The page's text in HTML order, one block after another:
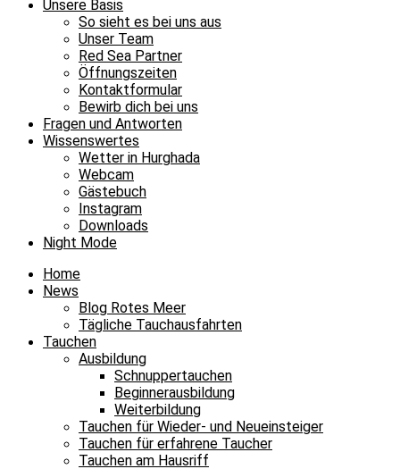
Unsere Basis
So sieht es bei uns aus
Unser Team
Red Sea Partner
Öffnungszeiten
Kontaktformular
Bewirb dich bei uns
Fragen und Antworten
Wissenswertes
Wetter in Hurghada
Webcam
Gästebuch
Instagram
Downloads
Night Mode
Home
News
Blog Rotes Meer
Tägliche Tauchausfahrten
Tauchen
Ausbildung
Schnuppertauchen
Beginnerausbildung
Weiterbildung
Tauchen für Wieder- und Neueinsteiger
Tauchen für erfahrene Taucher
Tauchen am Hausriff